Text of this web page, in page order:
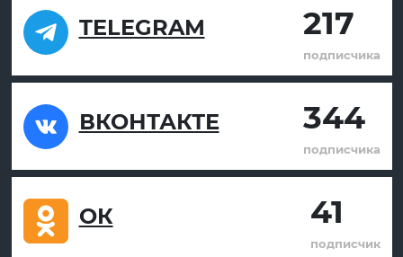
TELEGRAM 217
подписчика
ВКОНТАКТЕ 344
подписчика
ОК 41
подписчик